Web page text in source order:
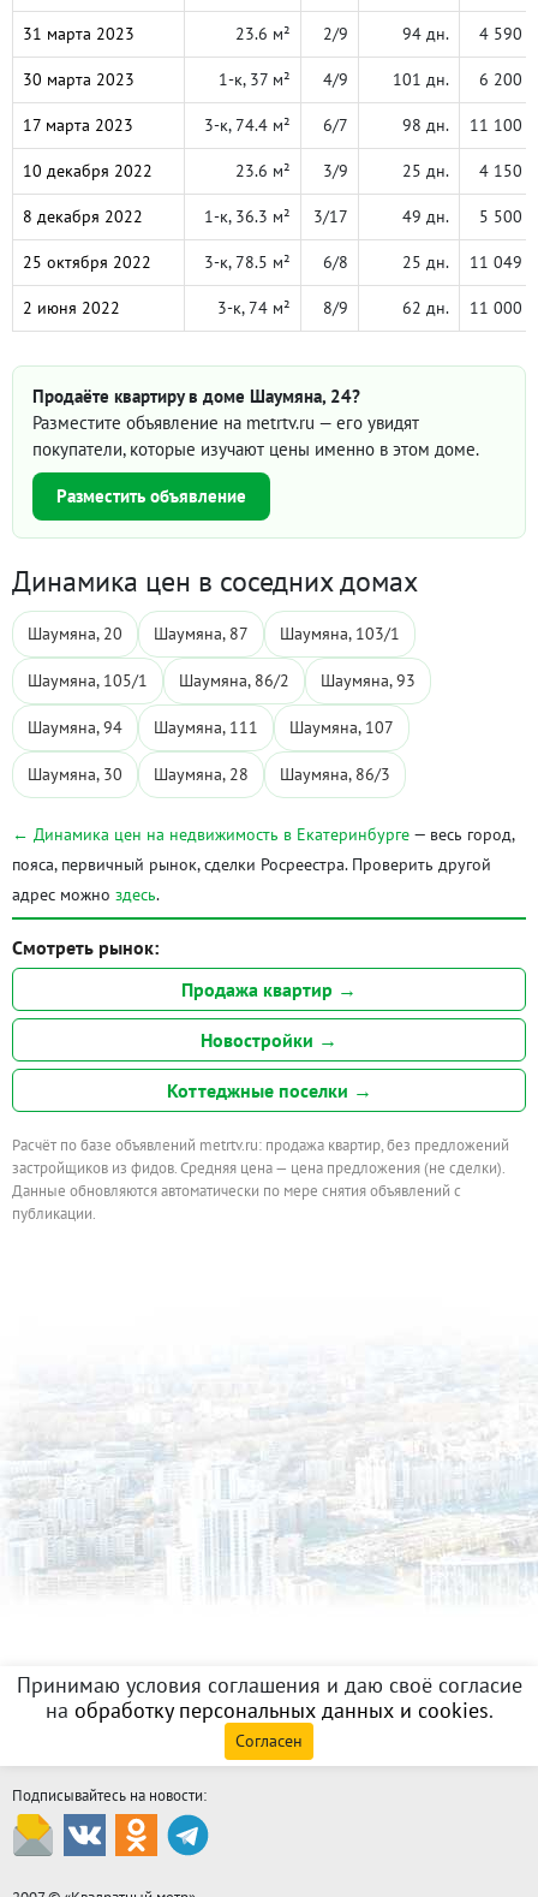
31 марта 2023 23.6 м² 2/9 94 дн. 4 590
30 марта 2023 1-к, 37 м² 4/9 101 дн. 6 200
17 марта 2023 3-к, 74.4 м² 6/7 98 дн. 11 100
10 декабря 2022 23.6 м² 3/9 25 дн. 4 150
8 декабря 2022 1-к, 36.3 м² 3/17 49 дн. 5 500
25 октября 2022 3-к, 78.5 м² 6/8 25 дн. 11 049
2 июня 2022 3-к, 74 м² 8/9 62 дн. 11 000
Продаёте квартиру в доме Шаумяна, 24?
Разместите объявление на metrtv.ru — его увидят
покупатели, которые изучают цены именно в этом доме.
Разместить объявление
Динамика цен в соседних домах
Шаумяна, 20 Шаумяна, 87 Шаумяна, 103/1
Шаумяна, 105/1 Шаумяна, 86/2 Шаумяна, 93
Шаумяна, 94 Шаумяна, 111 Шаумяна, 107
Шаумяна, 30 Шаумяна, 28 Шаумяна, 86/3
← Динамика цен на недвижимость в Екатеринбурге — весь город,
пояса, первичный рынок, сделки Росреестра. Проверить другой
адрес можно здесь.
Смотреть рынок:
Продажа квартир →
Новостройки →
Коттеджные поселки →
Расчёт по базе объявлений metrtv.ru: продажа квартир, без предложений
застройщиков из фидов. Средняя цена — цена предложения (не сделки).
Данные обновляются автоматически по мере снятия объявлений с
публикации.
Принимаю условия соглашения и даю своё согласие
на обработку персональных данных и cookies.
Согласен
Подписывайтесь на новости: